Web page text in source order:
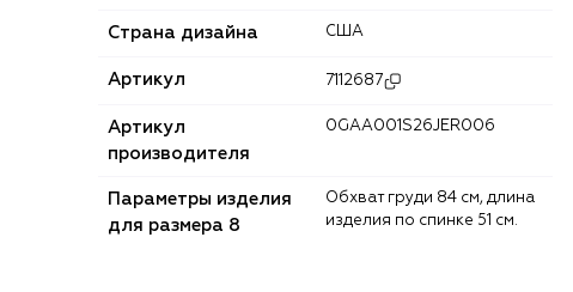
Страна дизайна США
Артикул 7112687
Артикул
производителя
0GAA001S26JER006
Параметры изделия
для размера 8
Обхват груди 84 см, длина
изделия по спинке 51 см.